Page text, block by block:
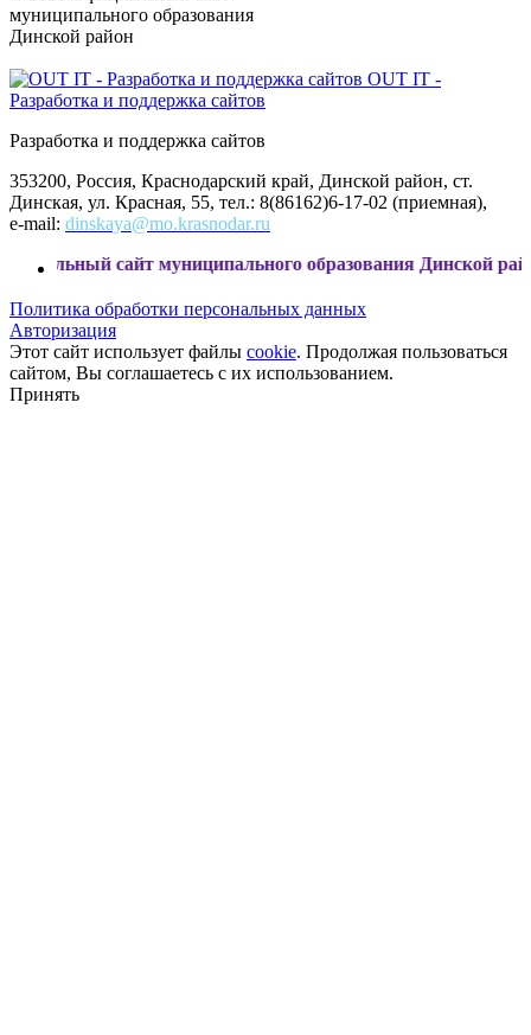
муниципального образования
Динской район
OUT IT -
Разработка и поддержка сайтов
Разработка и поддержка сайтов
353200, Россия, Краснодарский край, Динской район, ст.
Динская, ул. Красная, 55, тел.: 8(86162)6-17-02 (приемная),
e-mail: dinskaya@mo.krasnodar.ru
муниципального образования Динской район
Политика обработки персональных данных
Авторизация
Этот сайт использует файлы cookie. Продолжая пользоваться
сайтом, Вы соглашаетесь с их использованием.
Принять